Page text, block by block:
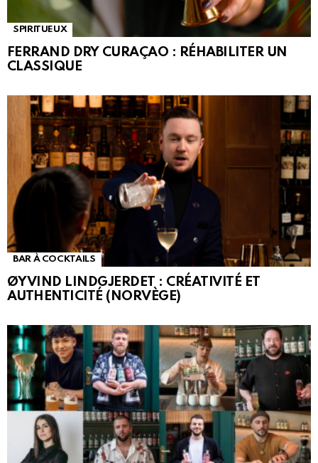
SPIRITUEUX
FERRAND DRY CURAÇAO : RÉHABILITER UN
CLASSIQUE
BAR À COCKTAILS
ØYVIND LINDGJERDET : CRÉATIVITÉ ET
AUTHENTICITÉ (NORVÈGE)